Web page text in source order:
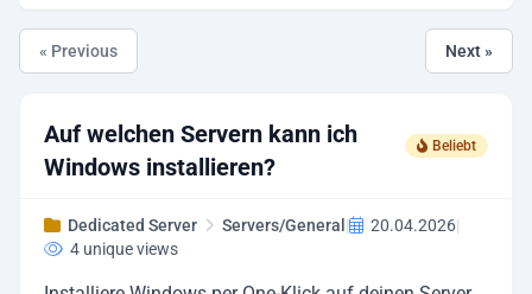
« Previous Next »
Beliebt
Auf welchen Servern kann ich
Windows installieren?
Dedicated Server Servers/General | 20.04.2026|
4 unique views